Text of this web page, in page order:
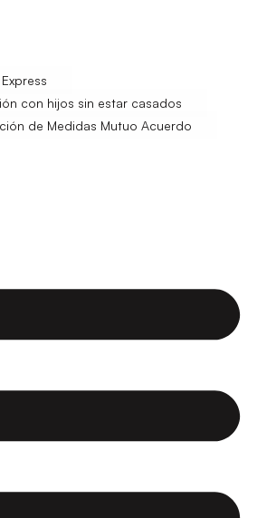
con hijos sin estar casados
de Medidas Mutuo Acuerdo